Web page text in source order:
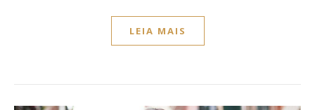
LEIA MAIS